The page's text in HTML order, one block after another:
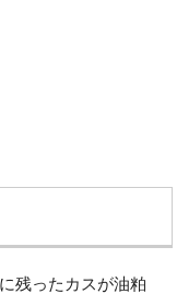
残ったカスが油粕